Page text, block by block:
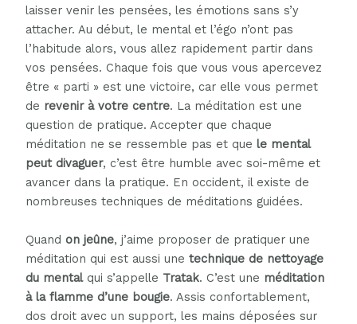
laisser venir les pensées, les émotions sans s’y
attacher. Au début, le mental et l’égo n’ont pas
l’habitude alors, vous allez rapidement partir dans
vos pensées. Chaque fois que vous vous apercevez
être « parti » est une victoire, car elle vous permet
de revenir à votre centre. La méditation est une
question de pratique. Accepter que chaque
méditation ne se ressemble pas et quele mental
peut divaguer, c’est être humble avec soi-même et
avancer dans la pratique. En occident, il existe de
nombreuses techniques de méditations guidées.
Quandon jeûne, j’aime proposer de pratiquer une
méditation qui est aussi unetechnique de nettoyage
du mentalqui s’appelle Tratak. C’est une méditation
à la flamme d’une bougie. Assis confortablement,
dos droit avec un support, les mains déposées sur